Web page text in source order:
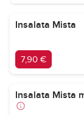
Insalata Mista
7,90 €
Insalata Mista